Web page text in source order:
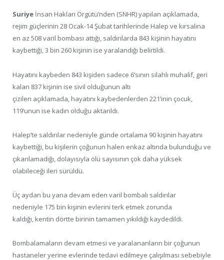
Suriye İnsan Hakları Örgütü’nden (SNHR) yapılan açıklamada,
rejim güçlerinin 28 Ocak-14 Şubat tarihlerinde Halep ve kırsalına
en az 508 varil bombası attığı, saldırılarda 843 kişinin hayatını
kaybettiği, 3 bin 260 kişinin ise yaralandığı belirtildi.
Hayatını kaybeden 843 kişiden sadece 6’sının silahlı muhalif, geri
kalan 837 kişinin ise sivil olduğunun altı
çizilen açıklamada, hayatını kaybedenlerden 221’inin çocuk,
119’unun ise kadın olduğu aktarıldı.
Halep’te saldırılar nedeniyle günde ortalama 90 kişinin hayatını
kaybettiği, bu kişilerin çoğunun halen enkaz altında bulunduğu ve
çıkarılamadığı, dolayısıyla ölü sayısının çok daha yüksek
olabileceği ileri sürüldü.
Üç aydan bu yana devam eden varil bombalı saldırılar
nedeniyle 175 bin kişinin evlerini terk etmek zorunda
kaldığı, kentin dörtte birinin tamamen yıkıldığı kaydedildi.
Bombalamaların devam etmesi ve yaralananların bir çoğunun
hastaneler yerine evlerinde tedavi edilmeye çalışılması sebebiyle